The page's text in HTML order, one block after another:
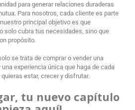
para generar relaciones duraderas
Para nosotros, cada cliente es parte
principal objetivo es que
solo cubra tus necesidades, sino que
propósito.
se trata de comprar o vender una
una experiencia única que haga de cada
estar, crecer y disfrutar.
tu nuevo capítulo